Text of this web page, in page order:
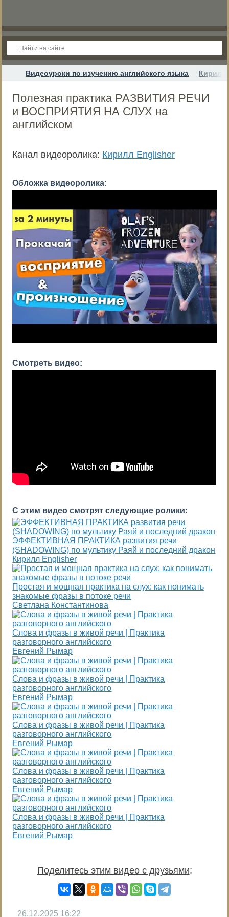
Видеоуроки по изучению английского языка Кирилл
Полезная практика РАЗВИТИЯ РЕЧИ
и ВОСПРИЯТИЯ НА СЛУХ на
английском
Канал видеоролика: Кирилл Englisher
Обложка видеоролика:
Смотреть видео:
С этим видео смотрят следующие ролики:
ЭФФЕКТИВНАЯ ПРАКТИКА развития речи
(SHADOWING) по мультику Раяй и последний дракон
Кирилл Englisher
Простая и мощная практика на слух: как понимать
знакомые фразы в потоке речи
Светлана Константинова
Слова и фразы в живой речи | Практика
разговорного английского
Евгений Рымар
Слова и фразы в живой речи | Практика
разговорного английского
Евгений Рымар
Слова и фразы в живой речи | Практика
разговорного английского
Евгений Рымар
Слова и фразы в живой речи | Практика
разговорного английского
Евгений Рымар
Слова и фразы в живой речи | Практика
разговорного английского
Евгений Рымар
Поделитесь этим видео с друзьями:
26.12.2025 16:22